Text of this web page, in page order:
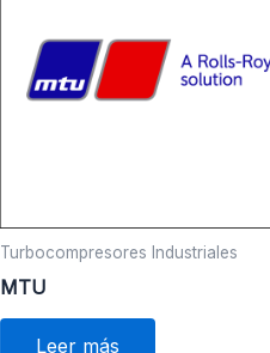
Turbocompresores Industriales
MTU
Leer más